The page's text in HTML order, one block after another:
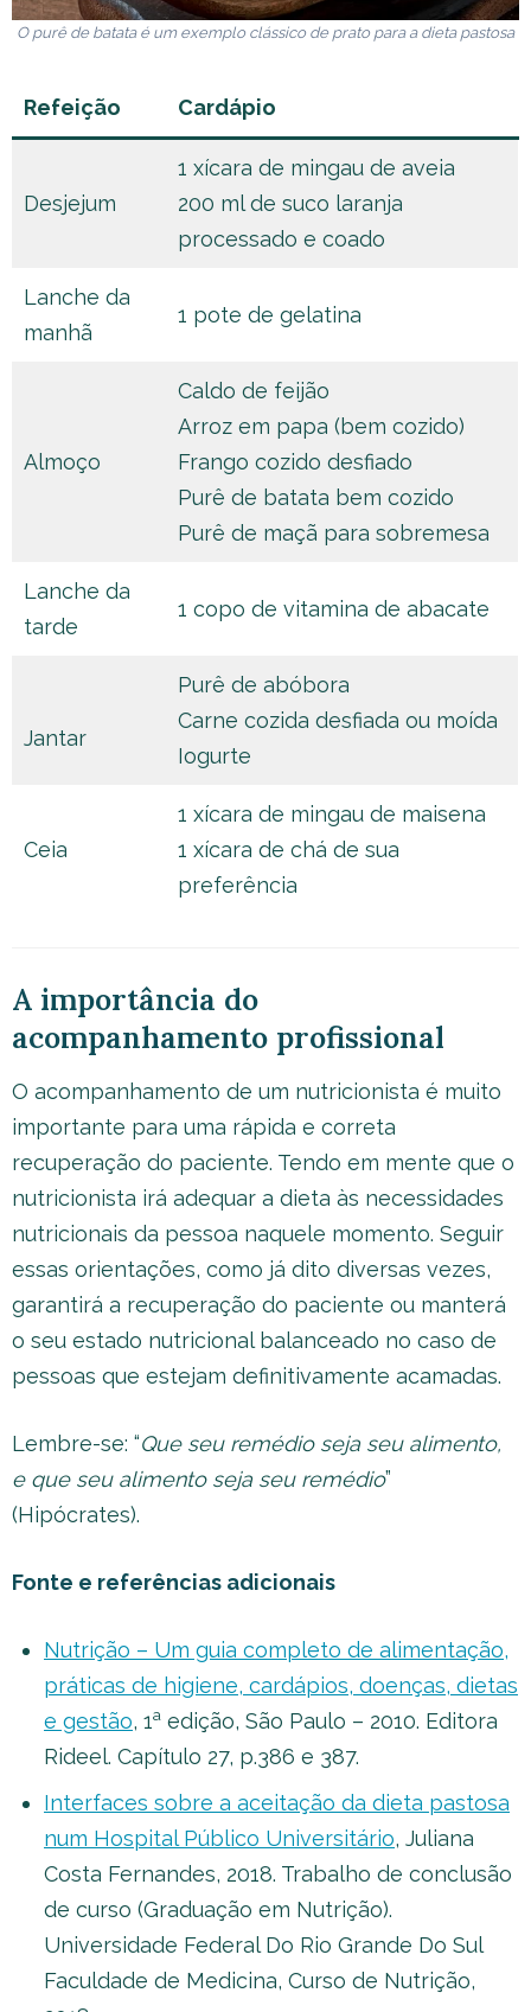
O purê de batata é um exemplo clássico de prato para a dieta pastosa
Refeição Cardápio
Desjejum
1 xícara de mingau de aveia
200 ml de suco laranja
processado e coado
Lanche da
manhã
1 pote de gelatina
Almoço
Caldo de feijão
Arroz em papa (bem cozido)
Frango cozido desfiado
Purê de batata bem cozido
Purê de maçã para sobremesa
Lanche da
tarde
1 copo de vitamina de abacate
Jantar
Purê de abóbora
Carne cozida desfiada ou moída
Iogurte
Ceia
1 xícara de mingau de maisena
1 xícara de chá de sua
preferência
A importância do
acompanhamento profissional
O acompanhamento de um nutricionista é muito
importante para uma rápida e correta
recuperação do paciente. Tendo em mente que o
nutricionista irá adequar a dieta às necessidades
nutricionais da pessoa naquele momento. Seguir
essas orientações, como já dito diversas vezes,
garantirá a recuperação do paciente ou manterá
o seu estado nutricional balanceado no caso de
pessoas que estejam definitivamente acamadas.
Lembre-se: “Que seu remédio seja seu alimento,
e que seu alimento seja seu remédio”
(Hipócrates).
Fonte e referências adicionais
Nutrição – Um guia completo de alimentação,
práticas de higiene, cardápios, doenças, dietas
e gestão, 1a edição, São Paulo – 2010. Editora
Rideel. Capítulo 27, p.386 e 387.
Interfaces sobre a aceitação da dieta pastosa
num Hospital Público Universitário, Juliana
Costa Fernandes, 2018. Trabalho de conclusão
de curso (Graduação em Nutrição).
Universidade Federal Do Rio Grande Do Sul
Faculdade de Medicina, Curso de Nutrição,